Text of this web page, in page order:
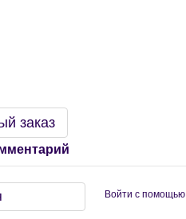
заказ
Войти с помощью